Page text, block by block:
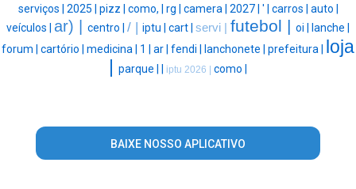
serviços | 2025 | pizz | como, | rg | camera | 2027 | ' | carros | auto |
veículos | ar) | centro | / | iptu | cart | servi | futebol | oi |
lanche |
forum | cartório | medicina | 1 | ar | fendi | lanchonete | prefeitura |
loja
parque | iptu 2026 | como |
BAIXE NOSSO APLICATIVO